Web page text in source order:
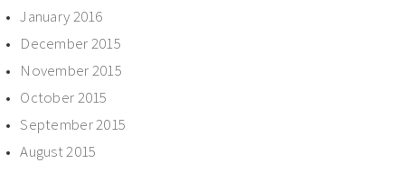
January 2016
December 2015
November 2015
October 2015
September 2015
August 2015